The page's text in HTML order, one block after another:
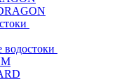
водостоки